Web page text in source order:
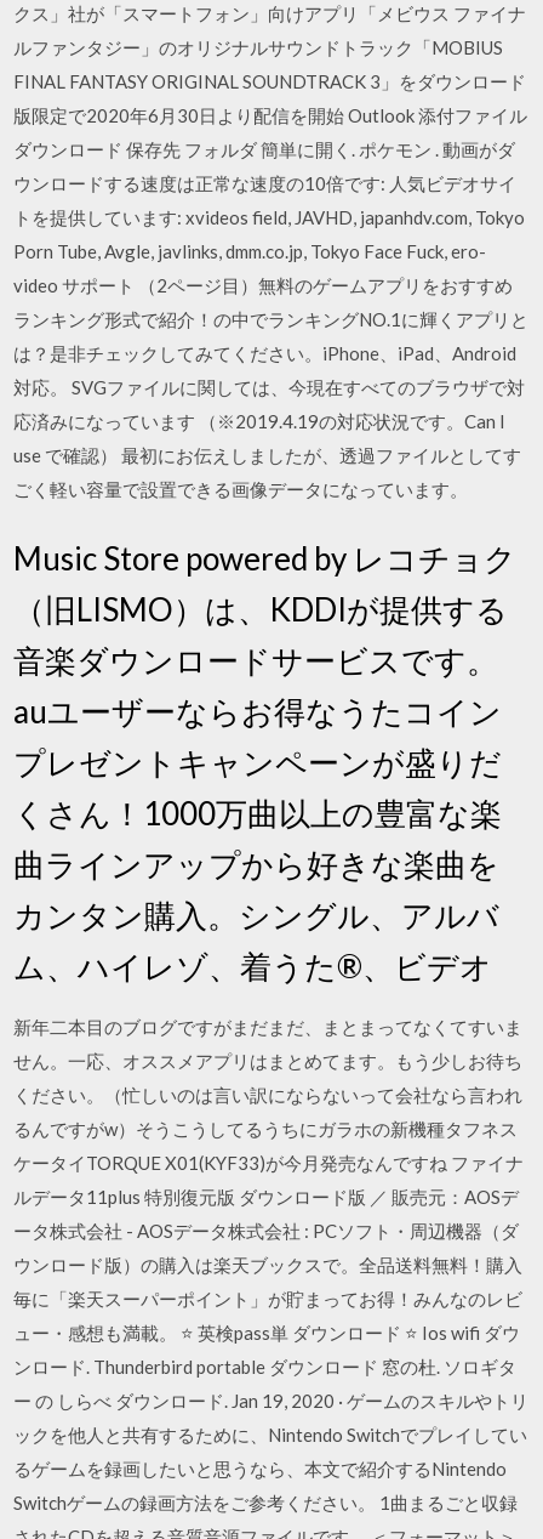
クス」社が「スマートフォン」向けアプリ「メビウス ファイナ
ルファンタジー」のオリジナルサウンドトラック「MOBIUS
FINAL FANTASY ORIGINAL SOUNDTRACK 3」をダウンロード
版限定で2020年6月30日より配信を開始 Outlook 添付ファイル
ダウンロード 保存先 フォルダ 簡単に開く. ポケモン . 動画がダ
ウンロードする速度は正常な速度の10倍です: 人気ビデオサイ
トを提供しています: xvideos field, JAVHD, japanhdv.com, Tokyo
Porn Tube, Avgle, javlinks, dmm.co.jp, Tokyo Face Fuck, ero-
video サポート （2ページ目）無料のゲームアプリをおすすめ
ランキング形式で紹介！の中でランキングNO.1に輝くアプリと
は？是非チェックしてみてください。iPhone、iPad、Android
対応。 SVGファイルに関しては、今現在すべてのブラウザで対
応済みになっています （※2019.4.19の対応状況です。Can I
use で確認） 最初にお伝えしましたが、透過ファイルとしてす
ごく軽い容量で設置できる画像データになっています。
Music Store powered by レコチョク
（旧LISMO）は、KDDIが提供する
音楽ダウンロードサービスです。
auユーザーならお得なうたコイン
プレゼントキャンペーンが盛りだ
くさん！1000万曲以上の豊富な楽
曲ラインアップから好きな楽曲を
カンタン購入。シングル、アルバ
ム、ハイレゾ、着うた®、ビデオ
新年二本目のブログですがまだまだ、まとまってなくてすいま
せん。一応、オススメアプリはまとめてます。もう少しお待ち
ください。（忙しいのは言い訳にならないって会社なら言われ
るんですがw）そうこうしてるうちにガラホの新機種タフネス
ケータイTORQUE X01(KYF33)が今月発売なんですね ファイナ
ルデータ11plus 特別復元版 ダウンロード版 ／ 販売元：AOSデ
ータ株式会社 - AOSデータ株式会社 : PCソフト・周辺機器（ダ
ウンロード版）の購入は楽天ブックスで。全品送料無料！購入
毎に「楽天スーパーポイント」が貯まってお得！みんなのレビ
ュー・感想も満載。 ⭐ 英検pass単 ダウンロード ⭐ Ios wifi ダウ
ンロード. Thunderbird portable ダウンロード 窓の杜. ソロギタ
ー の しらべ ダウンロード. Jan 19, 2020 · ゲームのスキルやトリ
ックを他人と共有するために、Nintendo Switchでプレイしてい
るゲームを録画したいと思うなら、本文で紹介するNintendo
Switchゲームの録画方法をご参考ください。 1曲まるごと収録